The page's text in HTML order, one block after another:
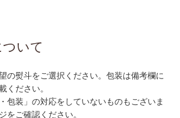
いて
の熨斗をご選択ください。包装は備考欄に
ください。
包装」の対応をしていないものもございま
をご確認ください。